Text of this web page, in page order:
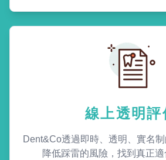
線上透明評
Dent&Co透過即時、透明、實名制
降低踩雷的風險，找到真正適